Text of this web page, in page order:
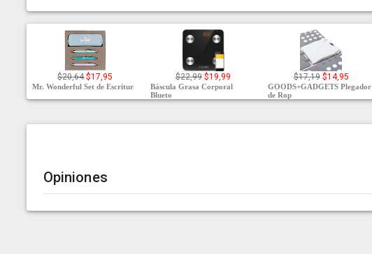
$20,64 $17,95
Mr. Wonderful Set de Escritur
$22,99 $19,99
Báscula Grasa Corporal
Blueto
$17,19 $14,95
GOODS+GADGETS Plegador
de Rop
Opiniones